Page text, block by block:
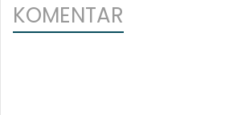
KOMENTAR